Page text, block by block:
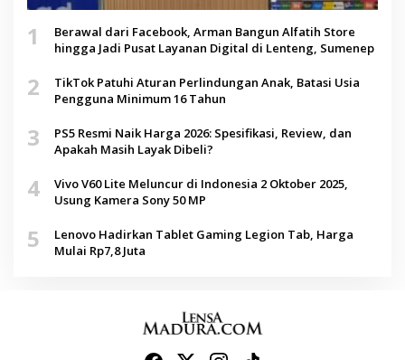
1
Berawal dari Facebook, Arman Bangun Alfatih Store
hingga Jadi Pusat Layanan Digital di Lenteng, Sumenep
2
TikTok Patuhi Aturan Perlindungan Anak, Batasi Usia
Pengguna Minimum 16 Tahun
3
PS5 Resmi Naik Harga 2026: Spesifikasi, Review, dan
Apakah Masih Layak Dibeli?
4
Vivo V60 Lite Meluncur di Indonesia 2 Oktober 2025,
Usung Kamera Sony 50 MP
5
Lenovo Hadirkan Tablet Gaming Legion Tab, Harga
Mulai Rp7,8 Juta